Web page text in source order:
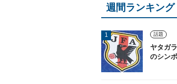
週間ランキング
話題
ヤタガ
のシン